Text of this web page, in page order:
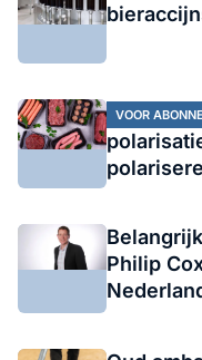
VOOR
Philip